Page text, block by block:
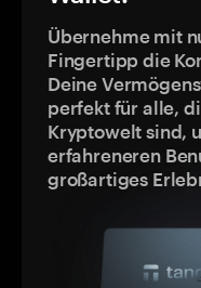
Übernehme mit
Fingertipp die
Deine
perfekt für alle,
Kryptowelt sind,
erfahreneren
großartiges